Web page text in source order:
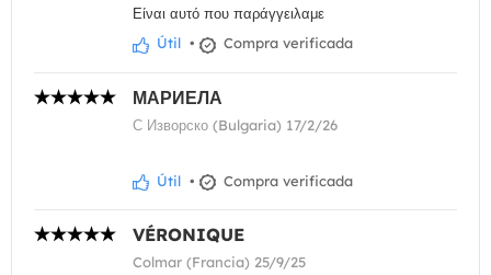
Είναι αυτό που παράγγειλαμε
Útil • Compra verificada
МАРИЕЛА
С Изворско (Bulgaria) 17/2/26
Útil • Compra verificada
VÉRONIQUE
Colmar (Francia) 25/9/25